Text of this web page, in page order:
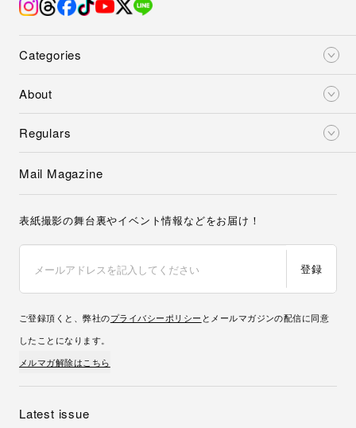
Categories
About
Regulars
Mail Magazine
表紙撮影の舞台裏やイベント情報などをお届け！
登録
ご登録頂くと、弊社のプライバシーポリシー とメールマガジンの配信に同意
したことになります。
メルマガ解除はこちら
Latest issue